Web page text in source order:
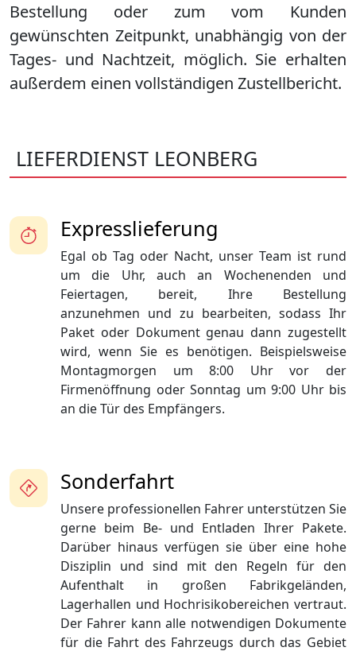
Bestellung oder zum vom Kunden
gewünschten Zeitpunkt, unabhängig von der
Tages- und Nachtzeit, möglich. Sie erhalten
außerdem einen vollständigen Zustellbericht.
LIEFERDIENST LEONBERG
Sonderfahrt
Unsere professionellen Fahrer unterstützen Sie
gerne beim Be- und Entladen Ihrer Pakete.
Darüber hinaus verfügen sie über eine hohe
Disziplin und sind mit den Regeln für den
Aufenthalt in großen Fabrikgeländen,
Lagerhallen und Hochrisikobereichen vertraut.
Der Fahrer kann alle notwendigen Dokumente
für die Fahrt des Fahrzeugs durch das Gebiet
Expresslieferung
Egal ob Tag oder Nacht, unser Team ist rund
um die Uhr, auch an Wochenenden und
Feiertagen, bereit, Ihre Bestellung
anzunehmen und zu bearbeiten, sodass Ihr
Paket oder Dokument genau dann zugestellt
wird, wenn Sie es benötigen. Beispielsweise
Montagmorgen um 8:00 Uhr vor der
Firmenöffnung oder Sonntag um 9:00 Uhr bis
an die Tür des Empfängers.